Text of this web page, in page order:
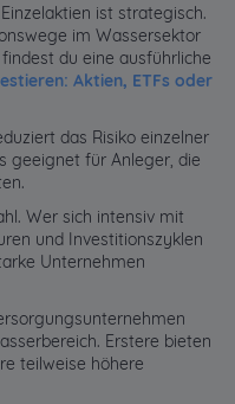
ist strategisch.
im Wassersektor
du eine ausführliche
Aktien, ETFs oder
das Risiko einzelner
geeignet für Anleger, die
Wer sich intensiv mit
und Investitionszyklen
Unternehmen
Erstere bieten
teilweise höhere